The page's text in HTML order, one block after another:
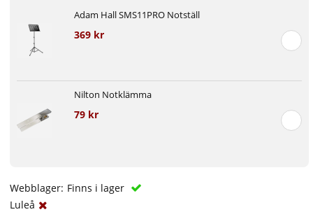
Adam Hall SMS11PRO Notställ
369 kr
Nilton Notklämma
79 kr
Webblager: Finns i lager
Luleå